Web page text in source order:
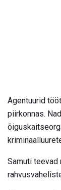
Agentuurid
piirkonnas.
Samuti